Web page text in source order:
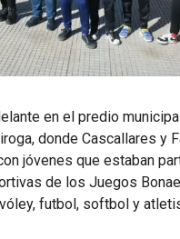
en el predio
donde Cascallares y
jóvenes que estaban
de los Juegos
futbol, softbol y